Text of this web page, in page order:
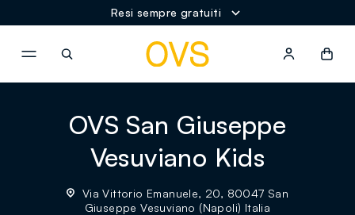
Resi sempre gratuiti
OVS San Giuseppe
Vesuviano Kids
Via Vittorio Emanuele, 20, 80047 San
Giuseppe Vesuviano (Napoli) Italia